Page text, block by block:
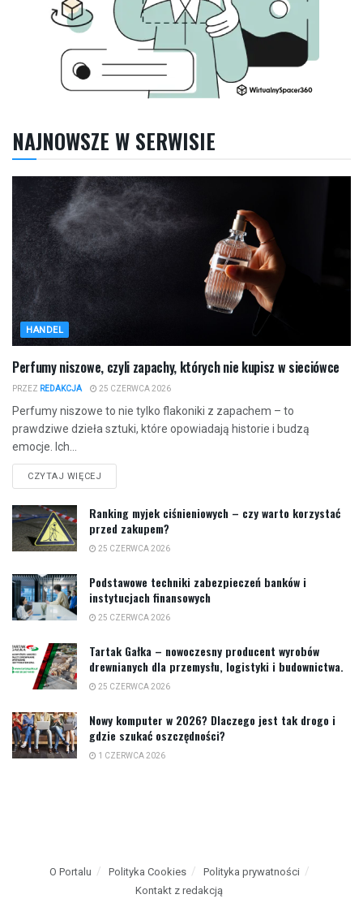
NAJNOWSZE W SERWISIE
HANDEL
Perfumy niszowe, czyli zapachy, których nie kupisz w sieciówce
PRZEZ REDAKCJA 25 CZERWCA 2026
Perfumy niszowe to nie tylko flakoniki z zapachem – to
prawdziwe dzieła sztuki, które opowiadają historie i budzą
emocje. Ich...
CZYTAJ WIĘCEJ
Ranking myjek ciśnieniowych – czy warto korzystać
przed zakupem?
25 CZERWCA 2026
Podstawowe techniki zabezpieczeń banków i
instytucjach finansowych
25 CZERWCA 2026
Tartak Gałka – nowoczesny producent wyrobów
drewnianych dla przemysłu, logistyki i budownictwa.
25 CZERWCA 2026
Nowy komputer w 2026? Dlaczego jest tak drogo i
gdzie szukać oszczędności?
1 CZERWCA 2026
O Portalu Polityka Cookies
Polityka prywatności
Kontakt z redakcją